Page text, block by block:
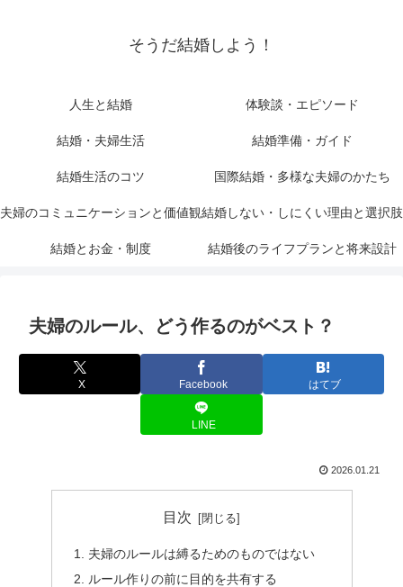
そうだ結婚しよう！
人生と結婚 体験談・エピソード
結婚・夫婦生活 結婚準備・ガイド
結婚生活のコツ 国際結婚・多様な夫婦のかたち
夫婦のコミュニケーションと価値観結婚しない・しにくい理由と選択肢
結婚とお金・制度 結婚後のライフプランと将来設計
夫婦のルール、どう作るのがベスト？
X Facebook はてブ
LINE
2026.01.21
目次
夫婦のルールは縛るためのものではない
ルール作りの前に目的を共有する